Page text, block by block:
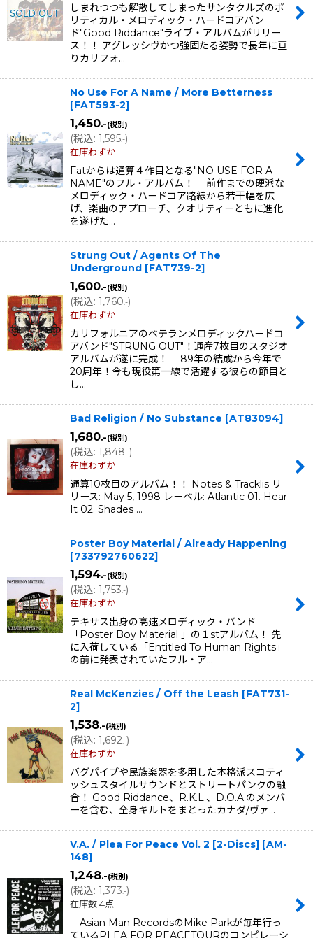
しまれつつも解散してしまったサンタクルズのポ
リティカル・メロディック・ハードコアバン
ド"Good Riddance"ライブ・アルバムがリリー
ス！！ アグレッシヴかつ強固たる姿勢で長年に亘
りカリフォ…
No Use For A Name / More Betterness
[FAT593-2]
1,450.-(税別)
(税込: 1,595.-)
在庫わずか
Fatからは通算４作目となる"NO USE FOR A
NAME"のフル・アルバム！ 前作までの硬派な
メロディック・ハードコア路線から若干幅を広
げ、楽曲のアプローチ、クオリティーともに進化
を遂げた…
Strung Out / Agents Of The
Underground [FAT739-2]
1,600.-(税別)
(税込: 1,760.-)
在庫わずか
カリフォルニアのベテランメロディックハードコ
アバンド"STRUNG OUT"！通産7枚目のスタジオ
アルバムが遂に完成！ 89年の結成から今年で
20周年！今も現役第一線で活躍する彼らの節目と
し…
Bad Religion / No Substance [AT83094]
1,680.-(税別)
(税込: 1,848.-)
在庫わずか
通算10枚目のアルバム！！ Notes & Tracklis リ
リース: May 5, 1998 レーベル: Atlantic 01. Hear
It 02. Shades …
Poster Boy Material / Already Happening
[733792760622]
1,594.-(税別)
(税込: 1,753.-)
在庫わずか
テキサス出身の高速メロディック・バンド
「Poster Boy Material 」の１stアルバム！ 先
に入荷している「Entitled To Human Rights」
の前に発表されていたフル・ア…
Real McKenzies / Off the Leash [FAT731-
2]
1,538.-(税別)
(税込: 1,692.-)
在庫わずか
バグパイプや民族楽器を多用した本格派スコティ
ッシュスタイルサウンドとストリートパンクの融
合！ Good Riddance、R.K.L.、D.O.A.のメンバ
ーを含む、全身キルトをまとったカナダ/ヴァ…
V.A. / Plea For Peace Vol. 2 [2-Discs] [AM-
148]
1,248.-(税別)
(税込: 1,373.-)
在庫数 4点
Asian Man RecordsのMike Parkが毎年行っ
ているPLEA FOR PEACETOURのコンピレーシ